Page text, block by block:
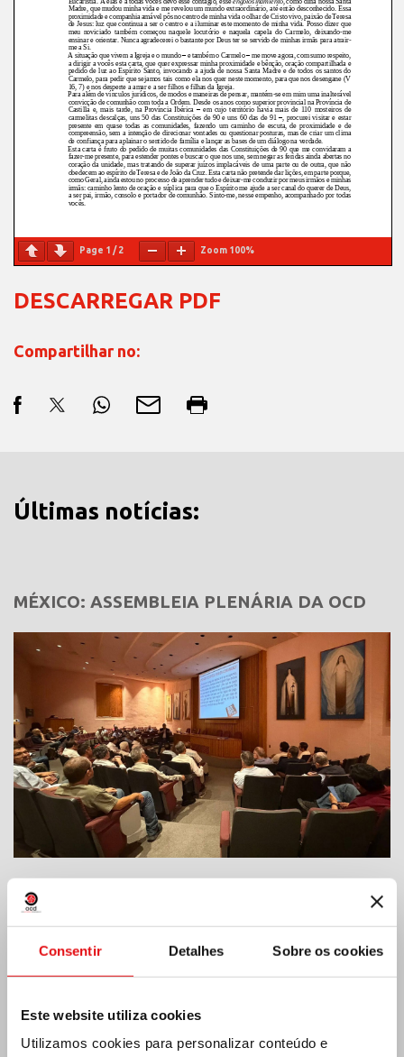
Consentir Detalhes Sobre os cookies
Este website utiliza cookies
Utilizamos cookies para personalizar conteúdo e
Page 1 /2 Zoom 100%
DESCARREGAR PDF
Compartilhar no:
Últimas notícias:
MÉXICO: ASSEMBLEIA PLENÁRIA DA OCD